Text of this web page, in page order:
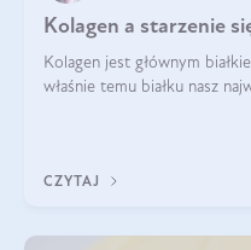
Kolagen a starzenie
Kolagen jest głównym
właśnie temu białku nasz
CZYTAJ